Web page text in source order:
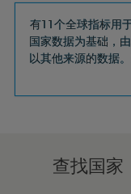
有11个全球指标用
国家数据为基础，
以其他来源的数据
查找国家